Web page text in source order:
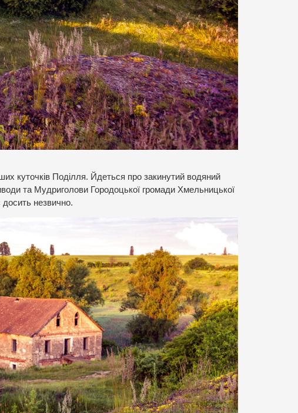
куточків Поділля. Йдеться про закинутий водяний
та Мудриголови Городоцької громади Хмельницької
незвично.